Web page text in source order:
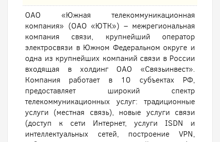
ОАО «Южная телекоммуникационная
компания» (ОАО «ЮТК») – межрегиональная
компания связи, крупнейший оператор
электросвязи в Южном Федеральном округе и
одна из крупнейших компаний связи в России
входящая в холдинг ОАО «Связьинвест».
Компания работает в 10 субъектах РФ,
предоставляет широкий спектр
телекоммуникационных услуг: традиционные
услуги (местная связь), новые услуги связи
(доступ к сети Интернет, услуги ISDN и
интеллектуальных сетей, построение VPN,